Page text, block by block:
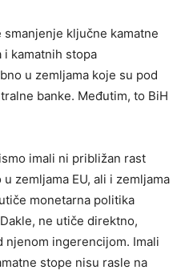
smanjenje ključne kamatne
kamatnih stopa
u zemljama koje su pod
banke. Međutim, to BiH
imali ni približan rast
zemljama EU, ali i zemljama
monetarna politika
ne utiče direktno,
njenom ingerencijom. Imali
stope nisu rasle na